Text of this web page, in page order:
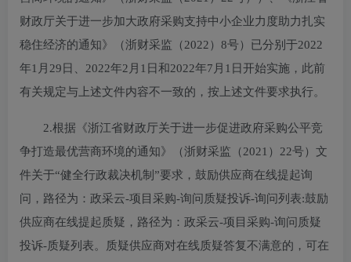
财政厅关于进一步加大政府采购支持中小企业力度助力扎实
稳住经济的通知》（浙财采监（2022）8号）已分别于2022
年1月29日、2022年2月1日和2022年7月1日开始实施，此前
有关规定与上述文件内容不一致的，按上述文件要求执行。
2.根据《浙江省财政厅关于进一步促进政府采购公平竞
争打造最优营商环境的通知》（浙财采监（2021）22号）文
件关于“健全行政裁决机制”要求，鼓励供应商在线提起询
问，路径为：政采云-项目采购-询问质疑投诉-询问列表:鼓励
供应商在线提起质疑，路径为：政采云-项目采购-询问质疑
投诉-质疑列表。质疑供应商对在线质疑答复不满意的，可在